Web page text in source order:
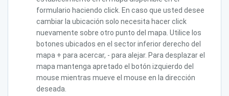
formulario haciendo click. En caso que usted desee
cambiar la ubicación solo necesita hacer click
nuevamente sobre otro punto del mapa. Utilice los
botones ubicados en el sector inferior derecho del
mapa + para acercar, - para alejar. Para desplazar el
mapa mantenga apretado el botón izquierdo del
mouse mientras mueve el mouse en la dirección
deseada.